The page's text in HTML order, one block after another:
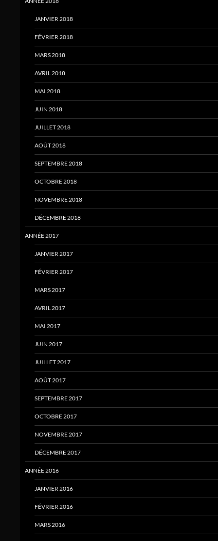
JANVIER 2018
FÉVRIER 2018
MARS 2018
AVRIL 2018
MAI 2018
JUIN 2018
JUILLET 2018
AOÛT 2018
SEPTEMBRE 2018
OCTOBRE 2018
NOVEMBRE 2018
DÉCEMBRE 2018
ANNÉE 2017
JANVIER 2017
FÉVRIER 2017
MARS 2017
AVRIL 2017
MAI 2017
JUIN 2017
JUILLET 2017
AOÛT 2017
SEPTEMBRE 2017
OCTOBRE 2017
NOVEMBRE 2017
DÉCEMBRE 2017
ANNÉE 2016
JANVIER 2016
FÉVRIER 2016
MARS 2016